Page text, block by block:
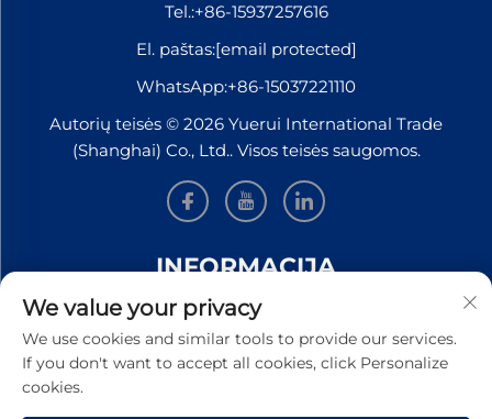
Tel.:+86-15937257616
El. paštas:[email protected]
WhatsApp:+86-15037221110
Autorių teisės © 2026 Yuerui International Trade
(Shanghai) Co., Ltd.. Visos teisės saugomos.
INFORMACIJA
Užsiregistruokite, kad gautumėte mūsų savaitinį
naujienlaiškį
We value your privacy
We use cookies and similar tools to provide our services.
If you don't want to accept all cookies, click Personalize
cookies.